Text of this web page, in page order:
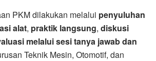
PKM dilakukan melalui penyuluhan
alat, praktik langsung, diskusi
melalui sesi tanya jawab dan
Teknik Mesin, Otomotif, dan